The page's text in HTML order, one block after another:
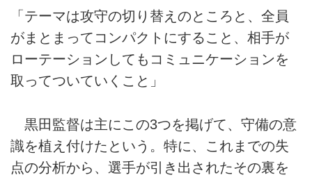
「テーマは攻守の切り替えのところと、全員
がまとまってコンパクトにすること、相手が
ローテーションしてもコミュニケーションを
取ってついていくこと」
黒田監督は主にこの3つを掲げて、守備の意
識を植え付けたという。特に、これまでの失
点の分析から、選手が引き出されたその裏を